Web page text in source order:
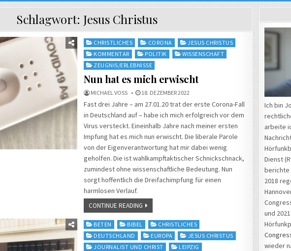
Schlagwort: Jesus Christus
Posted
in
CHRISTLICHES CORONA
JESUS CHRISTUS
KOMMENTAR
POLITIK
WISSENSCHAFT
ZEUGNIS/ERLEBNISSE
Nun hat es mich erwischt
MICHAEL VOSS 18. DEZEMBER 2022
Fast drei Jahre – am 27.01.20 trat der erste Corona-Fall
in Deutschland auf – habe ich mich erfolgreich vor dem
Virus versteckt. Eineinhalb Jahre nach meiner ersten
Impfung hat es mich nun erwischt. Die liberale Parole
von der Eigenverantwortung hat mir dabei wenig
geholfen. Die ist wahlkampftaktischer Schnickschnack,
zumindest ohne wissenschaftliche Bedeutung. Nun
sorgt hoffentlich die Dreifachimpfung für einen
harmlosen Verlauf.
CONTINUE READING
Posted
in
BETEN BIBEL
CHRISTLICHES
DEUTSCHLAND
EUROPA
JESUS CHRISTUS
JOURNALIST UND CHRIST
LEIPZIG
Ich bin
arbeite
Dienst
berichte
2018
und
wieder